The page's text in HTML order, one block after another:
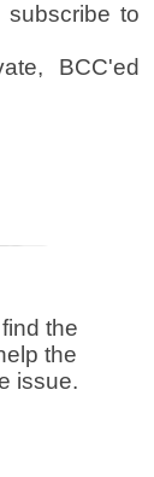
to
BCC'ed
the
the
issue.